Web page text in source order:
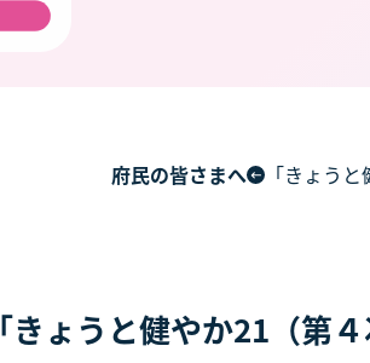
府民の皆さまへ 「きょうと
「きょうと健やか21（第